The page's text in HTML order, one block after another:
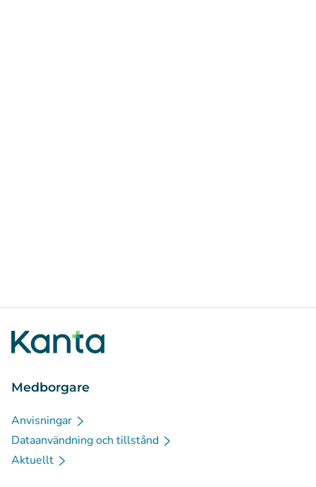
Medborgare
Anvisningar
Dataanvändning och tillstånd
Aktuellt